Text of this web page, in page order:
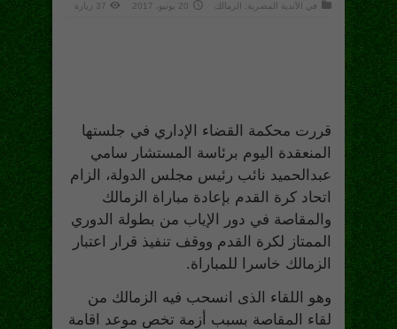
في الأندية المصرية الزمالك 20 يونيو، 2017 37 زيارة
قررت محكمة القضاء الإداري في جلستها
المنعقدة اليوم برئاسة المستشار سامي
عبدالحميد نائب رئيس مجلس الدولة، الزام
اتحاد كرة القدم بإعادة مباراة الزمالك
والمقاصة في دور الإياب من بطولة الدوري
الممتاز لكرة القدم ووقف تنفيذ قرار اعتبار
الزمالك خاسرا للمباراة.
وهو اللقاء الذى انسحب فيه الزمالك من
لقاء المقاصة بسبب أزمة تخص موعد اقامة